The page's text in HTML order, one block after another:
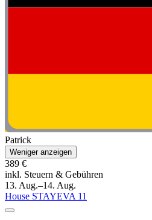
Patrick
Weniger anzeigen
389 €
inkl. Steuern & Gebühren
13. Aug.–14. Aug.
House STAYEVA 11